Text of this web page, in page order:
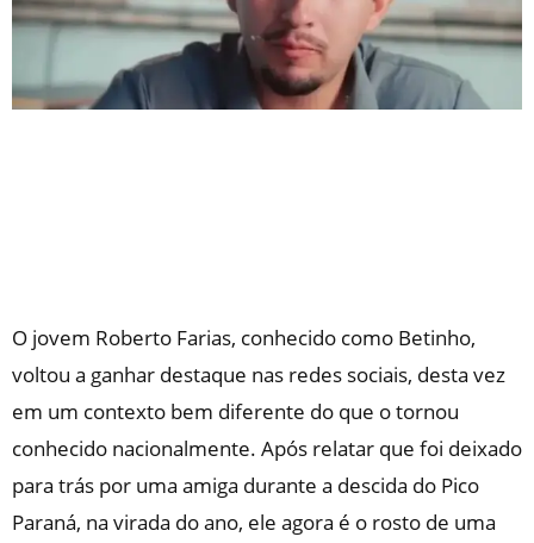
O jovem Roberto Farias, conhecido como Betinho,
voltou a ganhar destaque nas redes sociais, desta vez
em um contexto bem diferente do que o tornou
conhecido nacionalmente. Após relatar que foi deixado
para trás por uma amiga durante a descida do Pico
Paraná, na virada do ano, ele agora é o rosto de uma